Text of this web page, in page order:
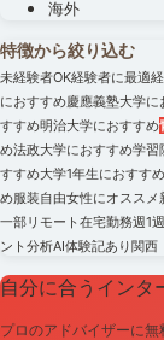
海外
特徴から絞り込む
未経験者OK経験者に最適
におすすめ慶應義塾大学に
すすめ明治大学におすすめ
め法政大学におすすめ学習
すすめ大学1年生におすすめ
め服装自由女性にオススメ
一部リモート在宅勤務週1
ント分析AI体験記あり関西
自分に合うインタ
プロのアドバイザーに無